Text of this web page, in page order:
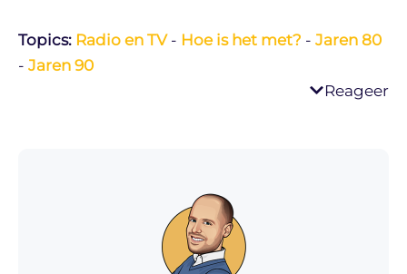
Topics: Radio en TV- Hoe is het met? - Jaren 80
- Jaren 90
Reageer